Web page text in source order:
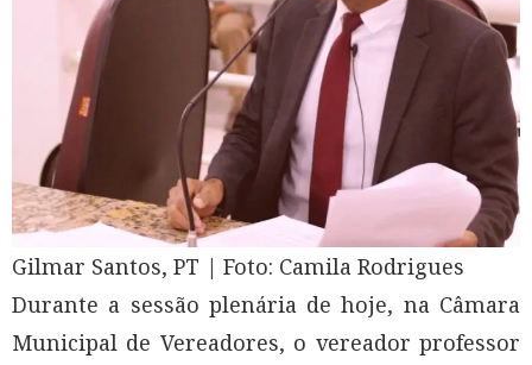
Gilmar Santos, PT | Foto: Camila Rodrigues
Durante a sessão plenária de hoje, na Câmara
Municipal de Vereadores, o vereador professor